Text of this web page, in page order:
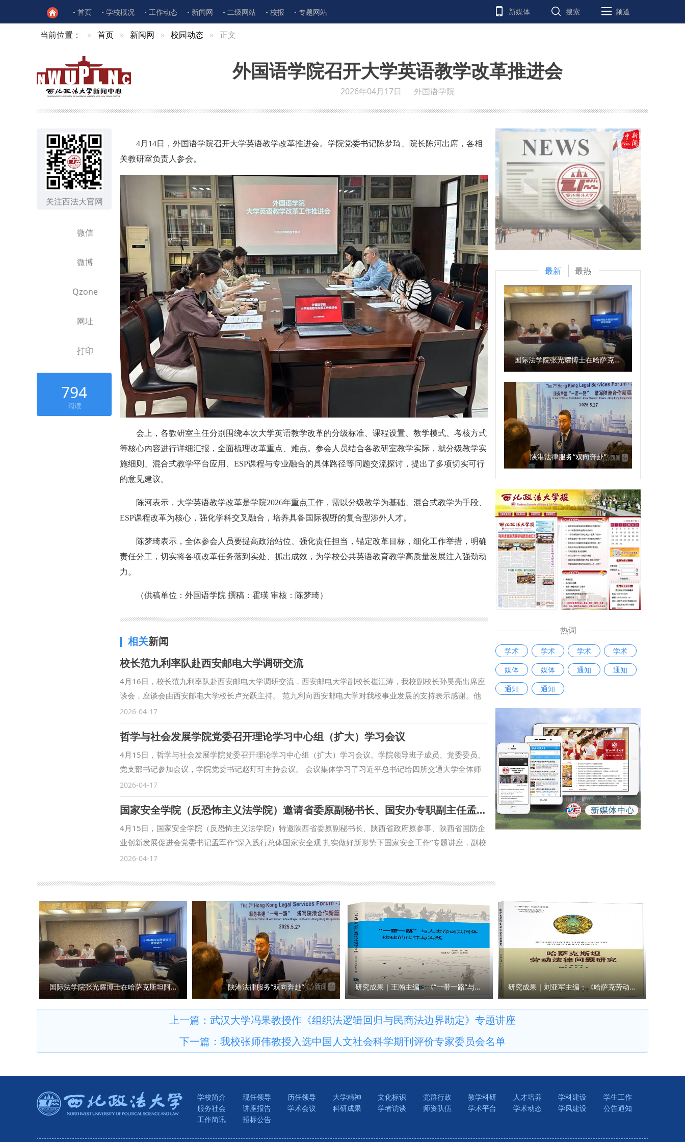
首页 学校概况 工作动态 新闻网 二级网站 校报 专题网站 新媒体 搜索 频道
当前位置： 首页 新闻网 校园动态 正文
外国语学院召开大学英语教学改革推进会
2026年04月17日 外国语学院
关注西法大官网
微信
微博
Qzone
网址
打印
794
阅读
4月14日，外国语学院召开大学英语教学改革推进会。学院党委书记陈梦琦、院长陈河出席，各相
关教研室负责人参会。
会上，各教研室主任分别围绕本次大学英语教学改革的分级标准、课程设置、教学模式、考核方式
等核心内容进行详细汇报，全面梳理改革重点、难点。参会人员结合各教研室教学实际，就分级教学实
施细则、混合式教学平台应用、ESP课程与专业融合的具体路径等问题交流探讨，提出了多项切实可行
的意见建议。
陈河表示，大学英语教学改革是学院2026年重点工作，需以分级教学为基础、混合式教学为手段、
ESP课程改革为核心，强化学科交叉融合，培养具备国际视野的复合型涉外人才。
陈梦琦表示，全体参会人员要提高政治站位、强化责任担当，锚定改革目标，细化工作举措，明确
责任分工，切实将各项改革任务落到实处、抓出成效，为学校公共英语教育教学高质量发展注入强劲动
力。
（供稿单位：外国语学院 撰稿：霍瑛 审核：陈梦琦）
相关新闻
校长范九利率队赴西安邮电大学调研交流
4月16日，校长范九利率队赴西安邮电大学调研交流，西安邮电大学副校长崔江涛，我校副校长孙昊亮出席座
谈会，座谈会由西安邮电大学校长卢光跃主持。 范九利向西安邮电大学对我校事业发展的支持表示感谢。他
表示，两校同属“长安联盟”，地缘相近、人缘相亲，在学科交叉融合、人才联合培养等方面积淀了扎实的合作
基础。为充分发挥两校学科资源、人才培养、科研创新的互补优势，推动校际合作向纵深发展，他希望两校通
过健全联合培养管理与质量监控机制、协同推进人才培养方案实施、共建共享教学师资资源、联合开展科研攻
关、共建“法学+人工智能”联合实验室、提升社会服务能力等举措，携手打造交叉学科合作标杆，共同为教育
强省建设贡献力量。 卢光跃对范九利一行到访表示欢迎。他简要介绍了西安邮电大学的办学基本情况、学科
布局与发展特色，重点介绍了学校在人工智能领域的学科建设、科研平台、师资队伍及人才培养等方面的建设
发展成果。他表示，两校学科优势互补、合作潜力巨大，希望以此次调研交流为契机，进一步健全校际合作机
制、拓展合作维度，在交叉学科融合、创新人才培育、科研协同攻关等方面深化务实合作，携手推动“法学+人
工智能”深度融合发展。 座谈中，双方教务、科研部门负责人分别介绍了两校教学科研工作进展，并就“法学
+人工智能”交叉领域合作事宜作了专项汇报。与会人员围绕合作重点事项展开充分对接研讨，深入交换意见、
院、发展规划处、经济与管理学院、人工智能学院（自动化学院）负责同志参加座谈。 （供稿：教务处 撰
2026-04-17
哲学与社会发展学院党委召开理论学习中心组（扩大）学习会议
4月15日，哲学与社会发展学院党委召开理论学习中心组（扩大）学习会议。学院领导班子成员、党委委员、
党支部书记参加会议，学院党委书记赵玎玎主持会议。 会议集体学习了习近平总书记给四所交通大学全体师
生的回信精神，《求是》杂志发表的习近平总书记重要文章《树立和践行正确政绩观》，传达学习全国两会精
神，以及省委常委会会议暨省委党的建设工作领导小组会议精神。学习《中华人民共和国保守国家秘密法》等
法律法规和学校保密工作规定。会议还集体研读《习近平关于树立和践行正确政绩观论述摘编》部分章节，深
刻领会正确政绩观的核心要义、实践要求。 交流研讨阶段，院长何小勇、副院长李颖晖结合工作与学习体会
交流发言，围绕如何将正确政绩观融入学院专业建设、学科发展、人才培养、科学研究等工作，谈认识、谈思
路，从优化专业布局、强化学科积淀、提升育人质效、做实科研创新服务等方面提出举措。 会议强调，要增
强党性觉悟，扎实开展树立和践行正确政绩观学习教育，在提高思想认识、整改突出问题、立好制度规矩上下
功夫，切实把学习教育成果转化为推动事业高质量发展的成效。要强化责任担当，深入学习贯彻全国两会精
总体国家安全观，开展国家安全教育和保密宣传教育，健全风险防控机制，强化师德师风建设，营造风清气正
的办学环境，以高质量党建引领学院高质量发展。 （供稿：哲学与社会发展学院 撰稿：晁永红 审核：赵玎
玎）
2026-04-17
国家安全学院（反恐怖主义法学院）邀请省委原副秘书长、国安办专职副主任孟军作专题讲座
4月15日，国家安全学院（反恐怖主义法学院）特邀陕西省委原副秘书长、陕西省政府原参事、陕西省国防企
业创新发展促进会党委书记孟军作“深入践行总体国家安全观 扎实做好新形势下国家安全工作”专题讲座，副校
长马朝琦出席并主持。学院班子成员、教研室负责人及师生代表30余人参加讲座。 孟军结合自身扎实的研究
功底，清晰地讲授了总体国家安全观在党和国家事业中的重要地位，全面分析了当前我国面临的重大风险，结
合相关案例和数据，他从强化底线思维，统筹发展和安全等方面，系统阐释了如何全面贯彻落实总体国家安全
观，为中国式现代化提供坚强安全保障。 本场讲座是学院组织开展“全民国家安全教育日”系列活动之一，进一
步深化了学院师生对当前国家安全形势的认识和理解，为后续我校国家安全学学科建设和相关领域人才培养工
作开展提供了重要借鉴。 （供稿：国家安全学院（反恐怖主义法学院）撰稿：王卓 审核：王聪）
2026-04-17
最新 最热
国际法学院张光耀博士在哈萨克斯坦阿拉木图开展科研与社会服务活动
陕港法律服务“双向奔赴”
热词
学术 学术 学术
学术
媒体
媒体 通知
通知
通知
通知
国际法学院张光耀博士在哈萨克斯坦阿拉木图开展科研与社会服务活动 陕港法律服务“双向奔赴” 研究成果｜王瀚主编：《“一带一路”与人类命运共同体构建的法律与实践》 研究成果｜刘亚军主编：《哈萨克劳动法律问题研究》
上一篇： 武汉大学冯果教授作《组织法逻辑回归与民商法边界勘定》专题讲座
下一篇： 我校张师伟教授入选中国人文社会科学期刊评价专家委员会名单
学校简介 现任领导 历任领导 大学精神 文化标识 党群行政 教学科研 人才培养 学科建设
学生工作
服务社会
讲座报告 学术会议 科研成果 学者访谈 师资队伍 学术平台 学术动态 学风建设
公告通知
工作简讯
招标公告